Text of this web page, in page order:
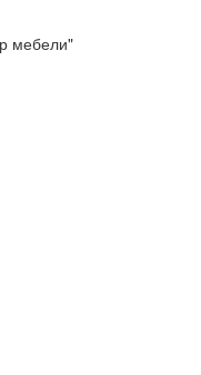
мебели"